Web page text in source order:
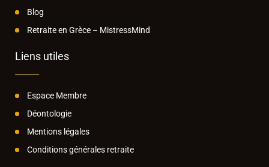
Blog
Retraite en Grèce – MistressMind
Liens utiles
Espace Membre
Déontologie
Mentions légales
Conditions générales retraite